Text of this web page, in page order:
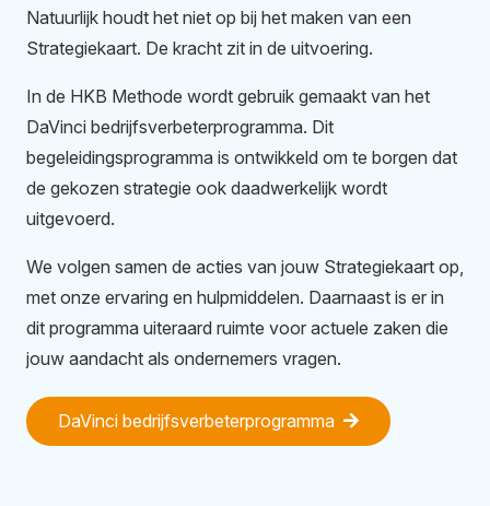
Natuurlijk houdt het niet op bij het maken van een
Strategiekaart. De kracht zit in de uitvoering.
In de HKB Methode wordt gebruik gemaakt van het
DaVinci bedrijfsverbeterprogramma. Dit
begeleidingsprogramma is ontwikkeld om te borgen dat
de gekozen strategie ook daadwerkelijk wordt
uitgevoerd.
We volgen samen de acties van jouw Strategiekaart op,
met onze ervaring en hulpmiddelen. Daarnaast is er in
dit programma uiteraard ruimte voor actuele zaken die
jouw aandacht als ondernemers vragen.
DaVinci bedrijfsverbeterprogramma